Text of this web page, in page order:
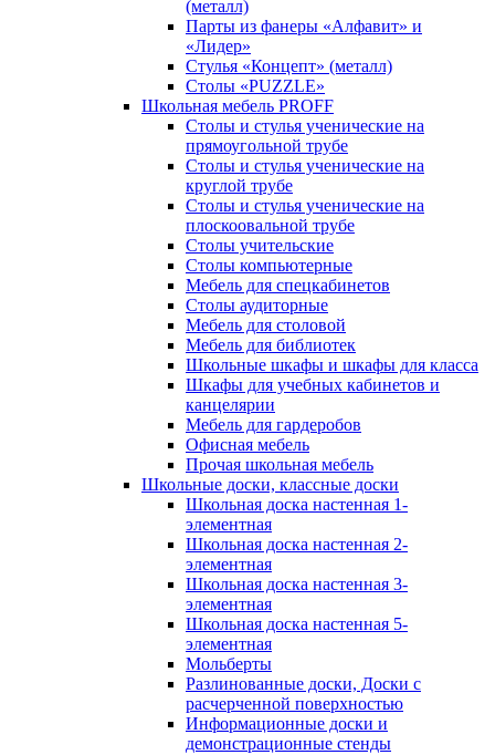
(металл)
Парты из фанеры «Алфавит» и
«Лидер»
Стулья «Концепт» (металл)
Столы «PUZZLE»
Школьная мебель PROFF
Столы и стулья ученические на
прямоугольной трубе
Столы и стулья ученические на
круглой трубе
Столы и стулья ученические на
плоскоовальной трубе
Столы учительские
Столы компьютерные
Мебель для спецкабинетов
Столы аудиторные
Мебель для столовой
Мебель для библиотек
Школьные шкафы и шкафы для класса
Шкафы для учебных кабинетов и
канцелярии
Мебель для гардеробов
Офисная мебель
Прочая школьная мебель
Школьные доски, классные доски
Школьная доска настенная 1-
элементная
Школьная доска настенная 2-
элементная
Школьная доска настенная 3-
элементная
Школьная доска настенная 5-
элементная
Мольберты
Разлинованные доски, Доски с
расчерченной поверхностью
Информационные доски и
демонстрационные стенды